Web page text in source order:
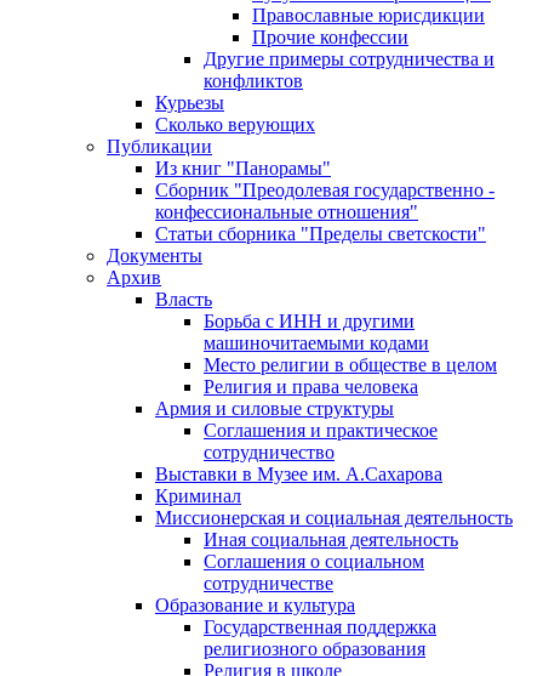
Православные юрисдикции
Прочие конфессии
Другие примеры сотрудничества и
конфликтов
Курьезы
Сколько верующих
Публикации
Из книг "Панорамы"
Сборник "Преодолевая государственно -
конфессиональные отношения"
Статьи сборника "Пределы светскости"
Документы
Архив
Власть
Борьба с ИНН и другими
машиночитаемыми кодами
Место религии в обществе в целом
Религия и права человека
Армия и силовые структуры
Соглашения и практическое
сотрудничество
Выставки в Музее им. А.Сахарова
Криминал
Миссионерская и социальная деятельность
Иная социальная деятельность
Соглашения о социальном
сотрудничестве
Образование и культура
Государственная поддержка
религиозного образования
Религия в школе